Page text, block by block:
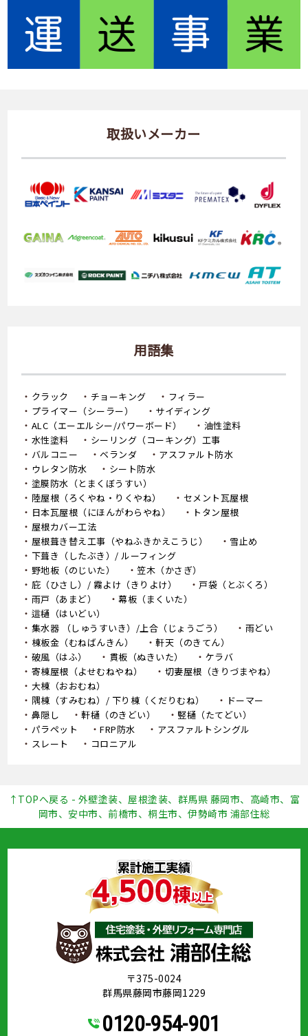
取扱いメーカー
用語集
クラック チョーキング
フィラー
プライマー（シーラー）
サイディング
ALC（エーエルシー/パワーボード）
油性塗料
水性塗料
シーリング（コーキング）工事
バルコニー
ベランダ
アスファルト防水
ウレタン防水
シート防水
塗膜防水（とまくぼうすい）
陸屋根（ろくやね・りくやね）
セメント瓦屋根
日本瓦屋根（にほんがわらやね）
トタン屋根
屋根カバー工法
屋根葺き替え工事（やねふきかえこうじ）
雪止め
下葺き（したぶき）/ ルーフィング
野地板（のじいた）
笠木（かさぎ）
庇（ひさし）/ 霧よけ（きりよけ）
戸袋（とぶくろ）
雨戸（あまど）
幕板（まくいた）
這樋（はいどい）
集水器 （しゅうすいき）/上合（じょうごう）
雨どい
棟板金（むねばんきん）
軒天（のきてん）
破風（はふ）
貫板（ぬきいた）
ケラバ
寄棟屋根（よせむねやね）
切妻屋根（きりづまやね）
大棟（おおむね）
隅棟（すみむね）/ 下り棟（くだりむね）
ドーマー
鼻隠し
軒樋（のきどい）
竪樋（たてどい）
パラペット
FRP防水
アスファルトシングル
スレート
コロニアル
↑TOPへ戻る - 外壁塗装、屋根塗装、群馬県 藤岡市、高崎市、富
岡市、安中市、前橋市、桐生市、伊勢崎市 浦部住総
〒375-0024
群馬県藤岡市藤岡1229
0120-954-901